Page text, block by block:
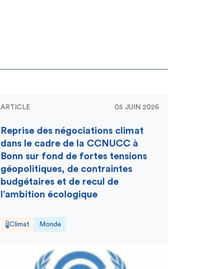
ARTICLE 05 JUIN 2026
Reprise des négociations climat
dans le cadre de la CCNUCC à
Bonn sur fond de fortes tensions
géopolitiques, de contraintes
budgétaires et de recul de
l’ambition écologique
Climat Monde